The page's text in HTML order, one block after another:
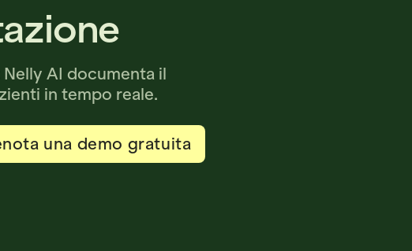
AI documenta il
in tempo reale.
una demo gratuita